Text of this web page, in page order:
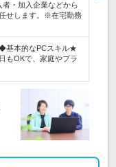
者・加入企業などから
せします。※在宅勤務
基本的なPCスキル★
もOKで、家庭やプラ